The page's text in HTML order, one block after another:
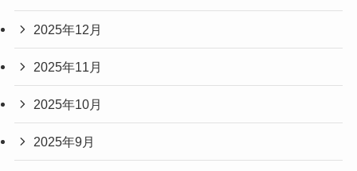
2025年12月
2025年11月
2025年10月
2025年9月